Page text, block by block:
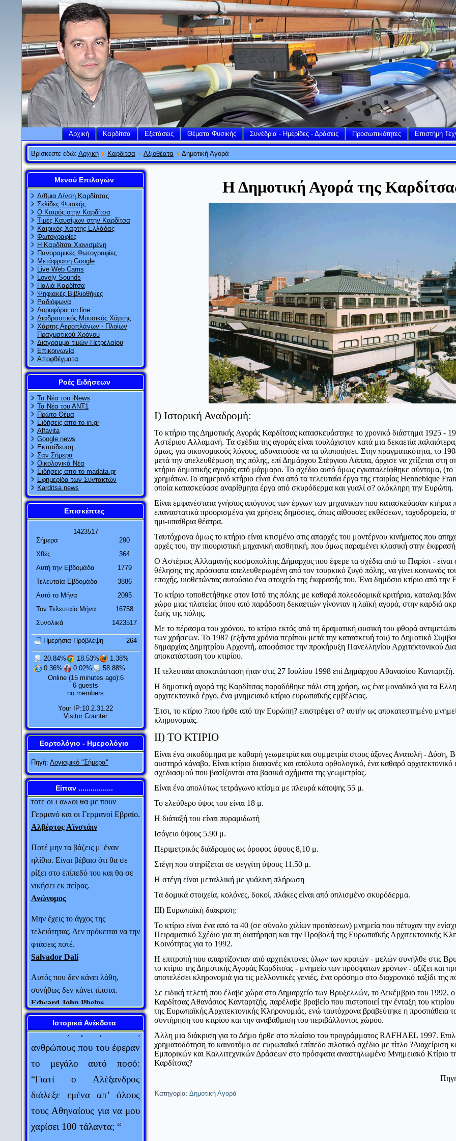
Αρχική Καρδίτσα Εξετάσεις Θέματα Φυσικής Συνέδρια - Ημερίδες - Δράσεις Προσωπικότητες Επιστήμη
Βρίσκεστε εδώ: Αρχική Καρδίτσα Αξιοθέατα Δημοτική Αγορά
Μενού Επιλογών
Δ/θμια Δ/νση Καρδίτσας
Σελίδες Φυσικής
Ο Καιρός στην Καρδίτσα
Τιμές Καυσίμων στην Καρδίτσα
Καιρικός Χάρτης Ελλάδας
Φωτογραφίες
Η Καρδίτσα Χιονισμένη
Πανοραμικές Φωτογραφίες
Μετάφραση Google
Live Web Cams
Lovely Sounds
Παλιά Καρδίτσα
Ψηφιακές Βιβλιοθήκες
Ραδιόφωνα
Δορυφόροι on line
Διαδραστικός Μουσικός Χάρτης
Χάρτης Αεροπλάνων - Πλοίων
Πραγματικού Χρόνου
Διάγραμμα τιμών Πετρελαίου
Επικοινωνία
Αποφθέγματα
Ροές Ειδήσεων
Τα Νέα του iNews
Τα Νέα του ΑΝΤ1
Πρώτο Θέμα
Ειδήσεις απο το in.gr
Alfavita
Google news
Εκπαίδευση
Σαν Σήμερα
Οικολογικά Νέα
Ειδήσεις απο το madata.gr
Εφημερίδα των Συντακτών
Karditsa news
Επισκέπτες
1423517
Σήμερα
Χθές
Αυτή την Εβδομάδα
Τελευταία Εβδομάδα
Αυτό το Μήνα
Τον Τελευταίο Μήνα
Συνολικά
290
364
1779
3886
2095
16758
1423517
Ημερήσια Πρόβλεψη 264
20.84% 18.53%
1.38%
0.36%
0.02%
58.88%
Online (15 minutes ago):6
6 guests
no members
Your IP:10.2.31.22
Visitor Counter
Εορτολόγιο - Ημερολόγιο
Πηγή: Λογισμικό "Σήμερα"
Είπαν .................
Αν η θεωρία της σχετικότητας
Γερμανοί θα με πουν Γερμανό
και οι Γάλλοι πολίτη του
κόσμου. Αν η θεωρία της
σχετικότητας αποδειχτεί λάθος,
τότε οι Γάλλοι θα με πουν
Γερμανό και οι Γερμανοί Εβραίο.
Αλβέρτος Αϊνστάιν
Ποτέ μην τα βάζεις μ' έναν
ηλίθιο. Είναι βέβαιο ότι θα σε
ρίξει στο επίπεδό του και θα σε
νικήσει εκ πείρας.
Ανώνυμος
Μην έχεις το άγχος της
τελειότητας. Δεν πρόκειται να την
φτάσεις ποτέ.
Salvador Dali
Αυτός που δεν κάνει λάθη,
συνήθως δεν κάνει τίποτα.
Edward John Phelps
Πάντα να συγχωρείς τους
εχθρούς σου. Δεν υπάρχει τίποτα
χειρότερο για αυτούς.
Oscar Wilde
Πολιτική είναι η τέχνη του να
μοιράζεις μια πίτα με τέτοιο
τρόπο ώστε να πιστεύει ο
καθένας ότι έχει πάρει το
μεγαλύτερο κομμάτι.
Ludwic Erhard
Ιστορικά Ανέκδοτα
Ο Μ. Αλέξανδρος έστειλε
στο Φωκίωνα 100
τάλαντα. Ο Αθηναίος
πολιτικός ρώτησε τους
ανθρώπους που του έφεραν
το μεγάλο αυτό ποσό:
“Γιατί ο Αλέξανδρος
διάλεξε εμένα απ’ όλους
τους Αθηναίους για να μου
χαρίσει 100 τάλαντα; “
Η Δημοτική Αγορά της
Ι) Ιστορική Αναδρομή:
Το κτήριο της Δημοτικής Αγοράς Καρδίτσας κατασκευάστηκε το χρονικό διάστημα 1925 -
Αστέριου Αλλαμανή. Τα σχέδια της αγοράς είναι τουλάχιστον κατά μια δεκαετία
όμως, για οικονομικούς λόγους, αδυνατούσε να τα υλοποιήσει. Στην πραγματικότητα, το
μετά την απελευθέρωση της πόλης, επί Δημάρχου Στέργιου Λάππα, άρχισε να χτίζεται στη
κτήριο δημοτικής αγοράς από μάρμαρο. Το σχέδιο αυτό όμως εγκαταλείφθηκε σύντομα,
χρημάτων.Το σημερινό κτήριο είναι ένα από τα τελευταία έργα της εταιρίας Hennebique
οποία κατασκεύασε αναρίθμητα έργα από σκυρόδερμα και γυαλί σ? ολόκληρη την Ευρώπη.
Είναι εμφανέστατα γνήσιος απόγονος των έργων των μηχανικών που κατασκεύασαν κτήρια
επαναστατικά προορισμένα για χρήσεις δημόσιες, όπως αίθουσες εκθέσεων, ταχυδρομεία,
ημι-υπαίθρια θέατρα.
Ταυτόχρονα όμως το κτήριο είναι κτισμένο στις απαρχές του μοντέρνου κινήματος που
αρχές του, την πιουριστική μηχανική αισθητική, που όμως παραμένει κλασική στην έκφρασή
Ο Αστέριος Αλλαμανής κοσμοπολίτης Δήμαρχος που έφερε τα σχέδια από το Παρίσι - είναι
θέλησης της πρόσφατα απελευθερωμένη από τον τουρκικό ζυγό πόλης, να γίνει κοινωνός
εποχής, υιοθετώντας αυτούσιο ένα στοιχείο της έκφρασής του. Ένα δημόσιο κτίριο από την
Το κτίριο τοποθετήθηκε στον Ιστό της πόλης με καθαρά πολεοδομικά κριτήρια,
χώρο μιας πλατείας όπου από παράδοση δεκαετιών γίνονταν η λαϊκή αγορά, στην καρδιά
ζωής της πόλης.
Με το πέρασμα του χρόνου, το κτίριο εκτός από τη δραματική φυσική του φθορά
των χρήσεων. Το 1987 (εξήντα χρόνια περίπου μετά την κατασκευή του) το Δημοτικό
δημαρχίας Δημητρίου Αρχοντή, αποφάσισε την προκήρυξη Πανελληνίου Αρχιτεκτονικού
αποκατάσταση του κτιρίου.
Η τελευταία αποκατάσταση ήταν στις 27 Ιουλίου 1998 επί Δημάρχου Αθανασίου Κανταρτζή.
Η δημοτική αγορά της Καρδίτσας παραδόθηκε πάλι στη χρήση, ως ένα μοναδικό για τα
αρχιτεκτονικό έργο, ένα μνημειακό κτίριο ευρωπαϊκής εμβέλειας.
Έτσι, το κτίριο ?που ήρθε από την Ευρώπη? επιστρέφει σ? αυτήν ως αποκατεστημένο
κληρονομιάς.
II) ΤΟ ΚΤΙΡΙΟ
Είναι ένα οικοδόμημα με καθαρή γεωμετρία και συμμετρία στους άξονες Ανατολή - Δύση,
αυστηρό κάναβο. Είναι κτίριο διαφανές και απόλυτα ορθολογικό, ένα καθαρό
σχεδιασμού που βασίζονται στα βασικά σχήματα της γεωμετρίας.
Είναι ένα απολύτως τετράγωνο κτίσμα με πλευρά κάτοψης 55 μ.
Το ελεύθερο ύψος του είναι 18 μ.
Η διάταξή του είναι πυραμιδωτή
Ισόγειο ύψους 5.90 μ.
Περιμετρικός διάδρομος ως όροφος ύψους 8,10 μ.
Στέγη που στηρίζεται σε φεγγίτη ύψους 11.50 μ.
Η στέγη είναι μεταλλική με γυάλινη πλήρωση
Τα δομικά στοιχεία, κολόνες, δοκοί, πλάκες είναι από οπλισμένο σκυρόδερμα.
ΙΙΙ) Ευρωπαϊκή διάκριση:
Το κτίριο είναι ένα από τα 40 (σε σύνολο χιλίων προτάσεων) μνημεία που πέτυχαν την
Πειραματικό Σχέδιο για τη διατήρηση και την Προβολή της Ευρωπαϊκής Αρχιτεκτονικής
Κοινότητας για το 1992.
Η επιτροπή που απαρτίζονταν από αρχιτέκτονες όλων των κρατών - μελών συνήλθε στις
το κτίριο της Δημοτικής Αγοράς Καρδίτσας - μνημείο των πρόσφατων χρόνων - αξίζει και
αποτελέσει κληρονομιά για τις μελλοντικές γενιές, ένα ορόσημο στο διαχρονικό ταξίδι της
Σε ειδική τελετή που έλαβε χώρα στο Δημαρχείο των Βρυξελλών, το Δεκέμβριο του 1992,
Καρδίτσας Αθανάσιος Κανταρτζής, παρέλαβε βραβείο που πιστοποιεί την ένταξη του
της Ευρωπαϊκής Αρχιτεκτονικής Κληρονομιάς, ενώ ταυτόχρονα βραβεύτηκε η προσπάθεια
συντήρηση του κτιρίου και την αναβάθμιση του περιβάλλοντος χώρου.
Άλλη μια διάκριση για το Δήμο ήρθε στο πλαίσιο του προγράμματος RAFHAEL 1997.
χρηματοδότηση το καινοτόμο σε ευρωπαϊκό επίπεδο πιλοτικό σχέδιο με τίτλο ?Διαχείριση
Εμπορικών και Καλλιτεχνικών Δράσεων στο πρόσφατα αναστηλωμένο Μνημειακό Κτίριο
Καρδίτσας?
Κατηγορία: Δημοτική Αγορά